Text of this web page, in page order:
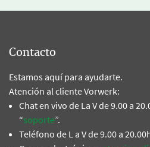
Contacto
Estamos aquí para ayudarte.
Atención al cliente Vorwerk:
Chat en vivo de La V de 9.00 a
“soporte”.
Teléfono de L a V de 9.00 a